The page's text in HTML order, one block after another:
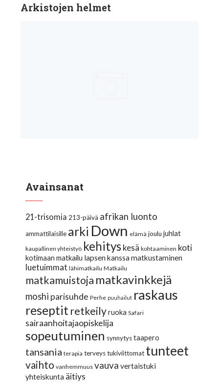
Arkistojen helmet
Avainsanat
21-trisomia 213-päivä afrikan luonto
ammattilaisille arki Down elämä joulu juhlat
kaupallinen yhteistyö kehityskesä kohtaaminen koti
kotimaan matkailu lapsen kanssa matkustaminen
luetuimmat lähimatkailu Matkailu
matkamuistoja matkavinkkejä
moshi parisuhde Perhe puuhailut raskaus
reseptit retkeily ruoka Safari
sairaanhoitajaopiskelija
sopeutuminen synnytys taapero
tansania terapia terveys tukiviittomat tunteet
vaihto vanhemmuus vauva vertaistuki
yhteiskunta äitiys